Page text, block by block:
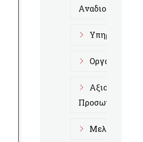
Υπηρεσίες
Οργάνωση
Αξιολόγηση
Προσωπικού
Μελέτες